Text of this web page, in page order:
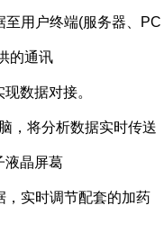
至用户终端(服务器、 PC
的通讯
数据对接。
，将分析数据实时传送
液晶屏葛
，实时调节配套的加药